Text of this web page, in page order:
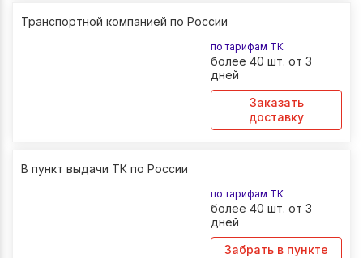
Транспортной компанией по России
по тарифам ТК
более 40 шт. от 3
дней
Заказать
доставку
В пункт выдачи ТК по России
по тарифам ТК
более 40 шт. от 3
дней
Забрать в пункте